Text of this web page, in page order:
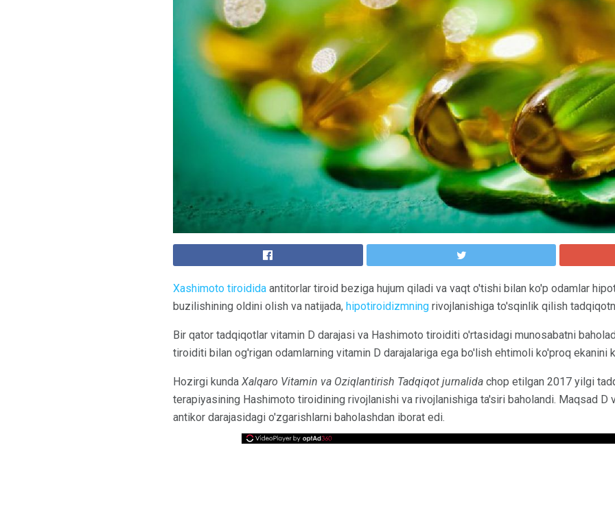
Xashimoto tiroidida antitorlar tiroid beziga hujum qiladi va vaqt o'tishi bilan ko'p odamlar
buzilishining oldini olish va natijada, hipotiroidizmning rivojlanishiga to'sqinlik qilish
Bir qator tadqiqotlar vitamin D darajasi va Hashimoto tiroiditi o'rtasidagi munosabatni
tiroiditi bilan og'rigan odamlarning vitamin D darajalariga ega bo'lish ehtimoli ko'proq ekanini
Hozirgi kunda Xalqaro Vitamin va Oziqlantirish Tadqiqot jurnalida chop etilgan 2017 yilgi
terapiyasining Hashimoto tiroidining rivojlanishi va rivojlanishiga ta'siri baholandi. Maqsad D
antikor darajasidagi o'zgarishlarni baholashdan iborat edi.